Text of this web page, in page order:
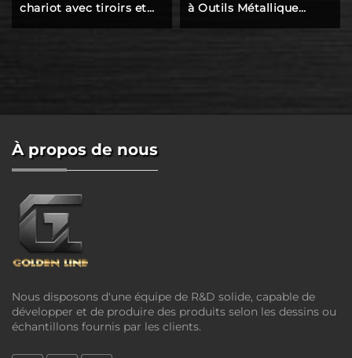
chariot avec tiroirs et
siège
à Outils Métallique
d'Angle pour Établi
À propos de nous
Nous disposons d'une équipe de R&D solide, capable de
développer et de produire des produits selon les dessins ou
échantillons fournis par les clients.